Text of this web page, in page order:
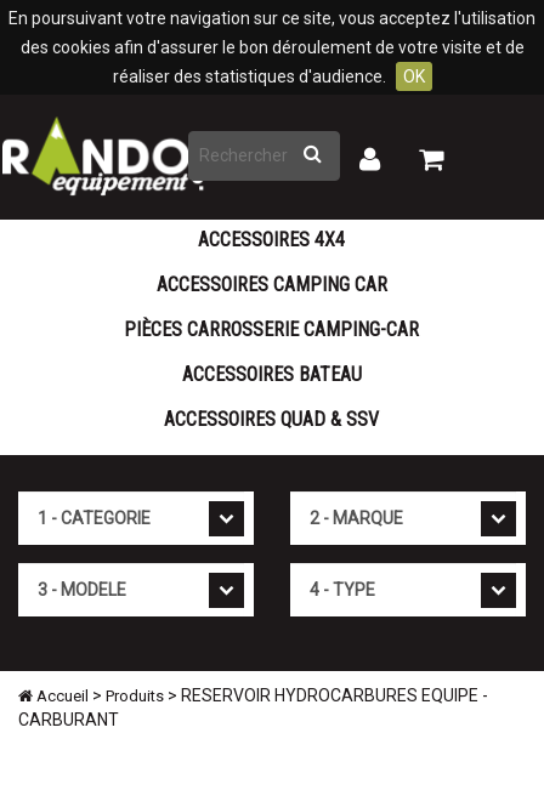
En poursuivant votre navigation sur ce site, vous acceptez l'utilisation
des cookies afin d'assurer le bon déroulement de votre visite et de
réaliser des statistiques d'audience.
OK
Rechercher
Mon
Mon
ACCESSOIRES 4X4
ACCESSOIRES CAMPING CAR
PIÈCES CARROSSERIE CAMPING-CAR
ACCESSOIRES BATEAU
ACCESSOIRES QUAD & SSV
Accueil > Produits > RESERVOIR HYDROCARBURES EQUIPE -
CARBURANT
Panneau de gestion des cookies